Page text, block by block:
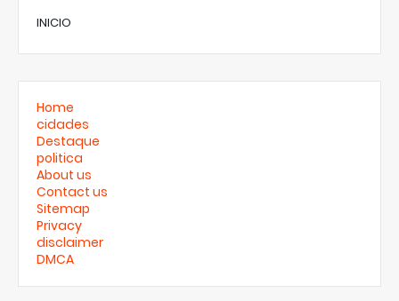
INICIO
Home
cidades
Destaque
politica
About us
Contact us
Sitemap
Privacy
disclaimer
DMCA